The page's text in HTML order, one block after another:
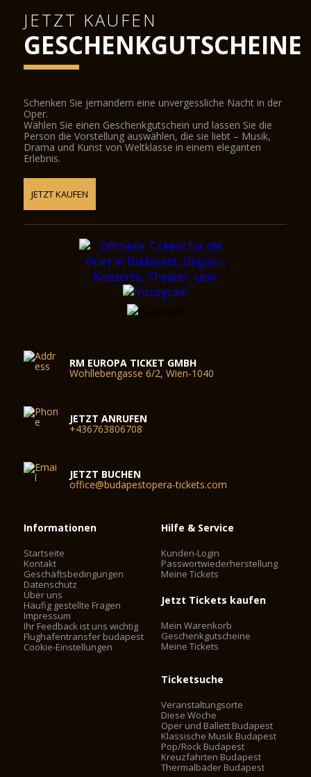
JETZT KAUFEN
GESCHENKGUTSCHEINE
Schenken Sie jemandem eine unvergessliche Nacht in der
Oper.
Wählen Sie einen Geschenkgutschein und lassen Sie die
Person die Vorstellung auswählen, die sie liebt – Musik,
Drama und Kunst von Weltklasse in einem eleganten
Erlebnis.
JETZT KAUFEN
RM EUROPA TICKET GMBH
Wohllebengasse 6/2, Wien-1040
JETZT ANRUFEN
+436763806708
JETZT BUCHEN
office@budapestopera-tickets.com
Informationen
Startseite
Kontakt
Geschäftsbedingungen
Datenschutz
Über uns
Häufig gestellte Fragen
Impressum
Ihr Feedback ist uns wichtig
Flughafentransfer budapest
Cookie-Einstellungen
Hilfe & Service
Kunden-Login
Passwortwiederherstellung
Meine Tickets
Jetzt Tickets kaufen
Mein Warenkorb
Geschenkgutscheine
Meine Tickets
Ticketsuche
Veranstaltungsorte
Diese Woche
Oper und Ballett Budapest
Klassische Musik Budapest
Pop/Rock Budapest
Kreuzfahrten Budapest
Thermalbäder Budapest